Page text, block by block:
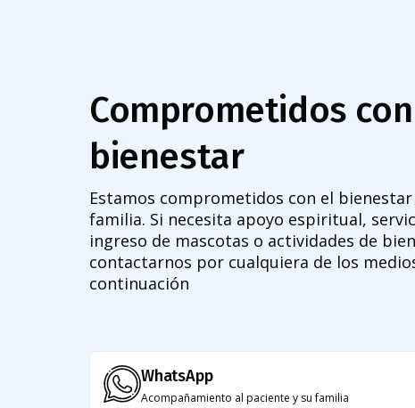
Comprometidos
bienestar
Estamos comprometidos con el
familia. Si necesita apoyo espiritual,
ingreso de mascotas o actividades de
contactarnos por cualquiera de los
continuación
WhatsApp
Acompañamiento al paciente y su familia